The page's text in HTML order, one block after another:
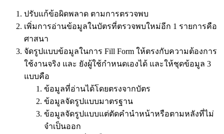
ปรับแก้ข้อผิดพลาด ตามการตรวจพบ
เพิ่มการอ่านข้อมูลในบัตรที่ตรวจพบใหม่อีก 1 รายการคือ
ศาสนา
จัดรูปแบบข้อมูลในการ Fill Form ให้ตรงกับความต้องการ
ใช้งานจริง และ ยังผู้ใช้กำหนดเองได้ และให้ชุดข้อมูล 3
แบบคือ
ข้อมูลที่อ่านได้โดยตรงจากบัตร
ข้อมูลจัดรูปแบบมาตรฐาน
ข้อมูลจัดรูปแบบแต่ตัดคำนำหน้าหรือตามหลังที่ไม่
จำเป็นออก